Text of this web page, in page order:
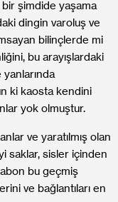
bir şimdide yaşama
dingin varoluş ve
bilinçlerde mi
bu arayışlardaki
yanlarında
ki kaosta kendini
yok olmuştur.
ve yaratılmış olan
saklar, sisler içinden
bu geçmiş
ve bağlantıları en